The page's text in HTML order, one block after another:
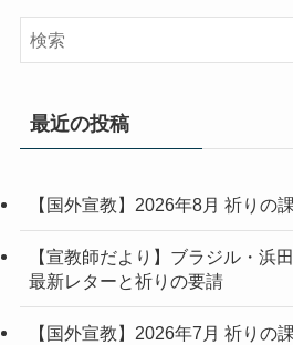
最近の投稿
【国外宣教】2026年8月 祈りの
【宣教師だより】ブラジル・浜
最新レターと祈りの要請
【国外宣教】2026年7月 祈りの